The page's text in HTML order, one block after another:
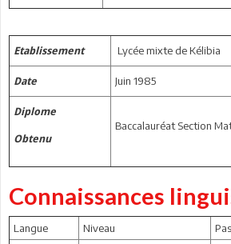
Etablissement Lycée mixte de Kélibia
Date Juin 1985
Diplome
Obtenu
Baccalauréat Section
Connaissances
Langue Niveau